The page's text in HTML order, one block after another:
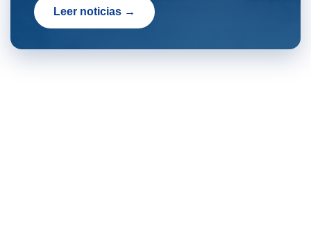
Leer noticias →